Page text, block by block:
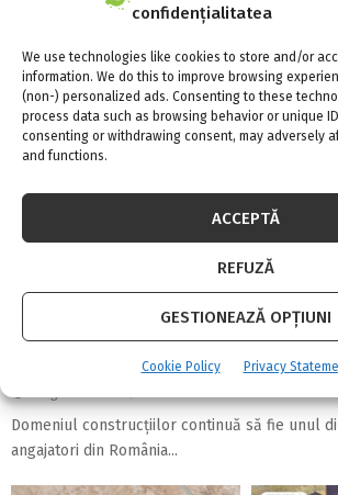
confidențialitatea
We use technologies like cookies to store and/or
information. We do this to improve browsing
(non-) personalized ads. Consenting to these
process data such as browsing behavior or unique
consenting or withdrawing consent, may adversely
and functions.
ACCEPTĂ
REFUZĂ
GESTIONEAZĂ OPȚIUNI
Cookie Policy Privacy
Top 5 meserii în domeniul
Domeniul construcțiilor continuă să fie unul
angajatori din România...